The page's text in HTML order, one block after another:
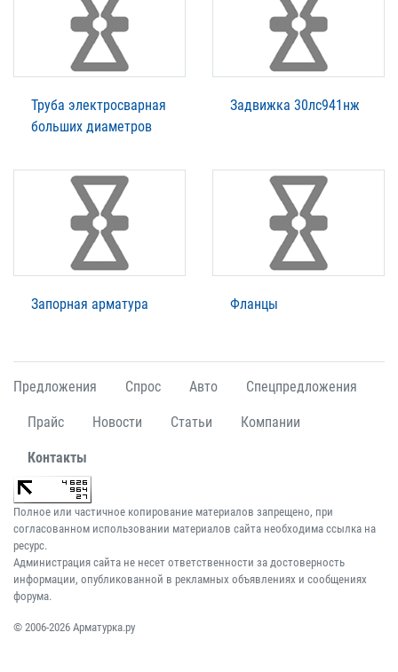
Труба электросварная
больших диаметров
Задвижка 30лс941нж
Запорная арматура Фланцы
Предложения Спрос Авто Спецпредложения
Прайс Новости Статьи Компании
Контакты
Полное или частичное копирование материалов запрещено, при
согласованном использовании материалов сайта необходима ссылка на
ресурс.
Администрация сайта не несет ответственности за достоверность
информации, опубликованной в рекламных объявлениях и сообщениях
форума.
© 2006-2026 Арматурка.ру